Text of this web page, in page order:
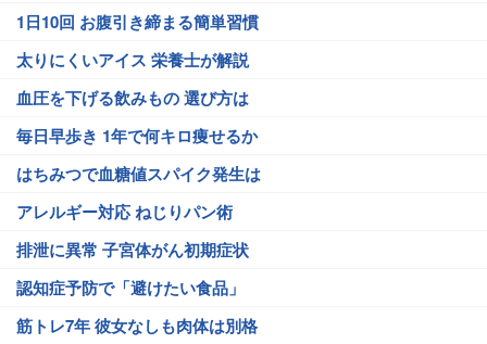
1日10回 お腹引き締まる簡単習慣
太りにくいアイス 栄養士が解説
血圧を下げる飲みもの 選び方は
毎日早歩き 1年で何キロ痩せるか
はちみつで血糖値スパイク発生は
アレルギー対応 ねじりパン術
排泄に異常 子宮体がん初期症状
認知症予防で「避けたい食品」
筋トレ7年 彼女なしも肉体は別格